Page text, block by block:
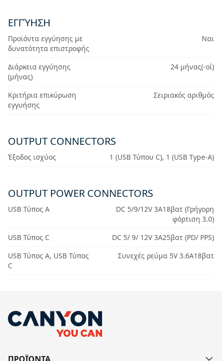
ΕΓΓΎΗΣΗ
Προϊόντα εγγύησης με
δυνατότητα επιστροφής
Ναι
Διάρκεια εγγύησης
(μήνας)
24 μήνας(-οί)
Κριτήρια επικύρωση
εγγυήσης
Σειριακός αριθμός
OUTPUT CONNECTORS
Έξοδος ισχύος 1 (USB Τύπου C), 1 (USB Type-A)
OUTPUT POWER CONNECTORS
USB Τύπος Α
DC 5/9/12V 3Α18βατ (Γρήγορη
φόρτιση 3.0)
USB Τύπος C
DC 5/ 9/ 12V 3Α25βατ (PD/ PPS)
USB Τύπος Α, USB Τύπος
C
Συνεχές ρεύμα 5V 3.6Α18βατ